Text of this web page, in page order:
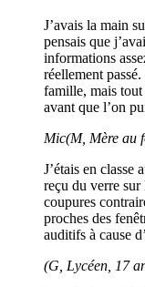
J’avais la main
pensais que
informations
réellement
famille, mais tout
avant que l’on
Mic(M, Mère au
J’étais en classe
reçu du verre sur
coupures
proches des
auditifs à cause
(G, Lycéen, 17